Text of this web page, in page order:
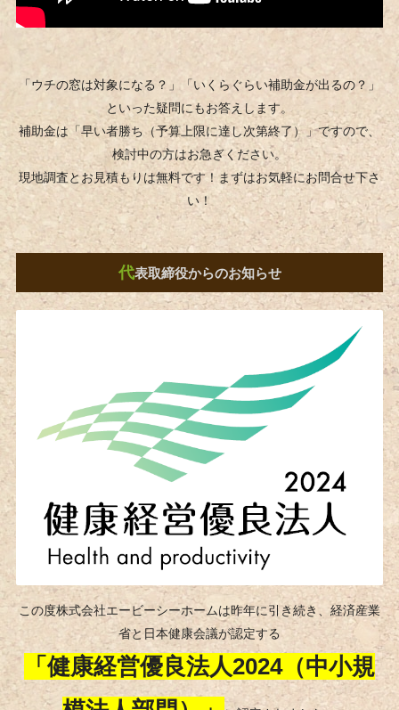
「ウチの窓は対象になる？」「いくらぐらい補助金が出るの？」
といった疑問にもお答えします。
補助金は「早い者勝ち（予算上限に達し次第終了）」ですので、
検討中の方はお急ぎください。
現地調査とお見積もりは無料です！まずはお気軽にお問合せ下さ
い！
代表取締役からのお知らせ
この度株式会社エービーシーホームは昨年に引き続き、経済産業
省と日本健康会議が認定する
「健康経営優良法人2024（中小規